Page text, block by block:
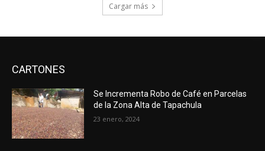
Cargar más
CARTONES
Se Incrementa Robo de Café en Parcelas
de la Zona Alta de Tapachula
23 enero, 2024